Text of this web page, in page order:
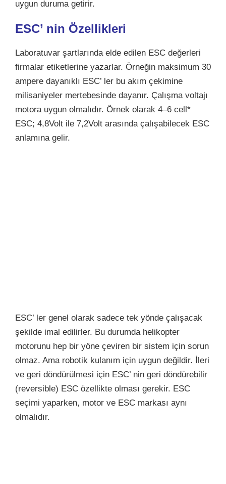
uygun duruma getirir.
ESC’ nin Özellikleri
Laboratuvar şartlarında elde edilen ESC değerleri
firmalar etiketlerine yazarlar. Örneğin maksimum 30
ampere dayanıklı ESC’ ler bu akım çekimine
milisaniyeler mertebesinde dayanır. Çalışma voltajı
motora uygun olmalıdır. Örnek olarak 4–6 cell*
ESC; 4,8Volt ile 7,2Volt arasında çalışabilecek ESC
anlamına gelir.
ESC’ ler genel olarak sadece tek yönde çalışacak
şekilde imal edilirler. Bu durumda helikopter
motorunu hep bir yöne çeviren bir sistem için sorun
olmaz. Ama robotik kulanım için uygun değildir. İleri
ve geri döndürülmesi için ESC’ nin geri döndürebilir
(reversible) ESC özellikte olması gerekir. ESC
seçimi yaparken, motor ve ESC markası aynı
olmalıdır.